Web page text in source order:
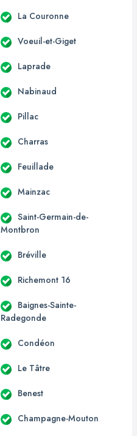
La Couronne
Voeuil-et-Giget
Laprade
Nabinaud
Pillac
Charras
Feuillade
Mainzac
Saint-Germain-de-
Montbron
Bréville
Richemont 16
Baignes-Sainte-
Radegonde
Condéon
Le Tâtre
Benest
Champagne-Mouton